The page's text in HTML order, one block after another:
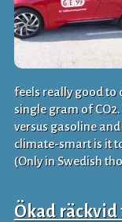
feels really good to
single gram of
versus gasoline
climate-smart is it
(Only in Swedish
Ökad räckvid